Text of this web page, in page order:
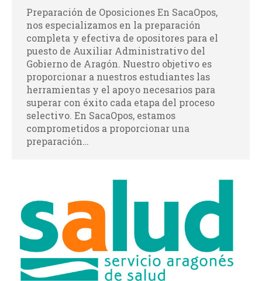
Preparación de Oposiciones En SacaOpos,
nos especializamos en la preparación
completa y efectiva de opositores para el
puesto de Auxiliar Administrativo del
Gobierno de Aragón. Nuestro objetivo es
proporcionar a nuestros estudiantes las
herramientas y el apoyo necesarios para
superar con éxito cada etapa del proceso
selectivo. En SacaOpos, estamos
comprometidos a proporcionar una
preparación…